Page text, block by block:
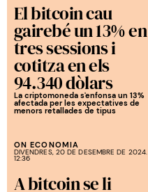
El bitcoin cau
gairebé un 13% en
tres sessions i
cotitza en els
94.340 dòlars
La criptomoneda s'enfonsa un 13%
afectada per les expectatives de
menors retallades de tipus
ON ECONOMIA
DIVENDRES, 20 DE DESEMBRE DE 2024.
12:36
A bitcoin se li